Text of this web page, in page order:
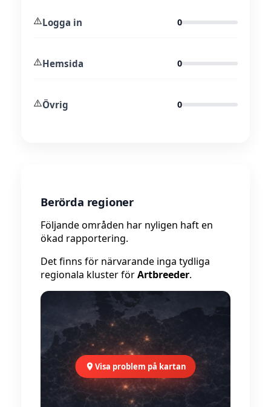
⚠️Logga in 0
⚠️Hemsida 0
⚠️Övrig 0
Berörda regioner
Följande områden har nyligen haft en
ökad rapportering.
Det finns för närvarande inga tydliga
regionala kluster förArtbreeder.
Visa problem på kartan